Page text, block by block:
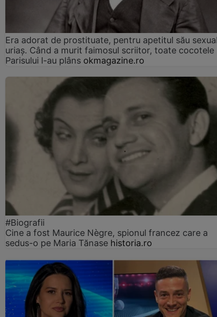
Era adorat de prostituate, pentru apetitul său
uriaș. Când a murit faimosul scriitor, toate cocotele
Parisului l-au plâns okmagazine.ro
#Biografii
Cine a fost Maurice Nègre, spionul francez care a
sedus-o pe Maria Tănase historia.ro